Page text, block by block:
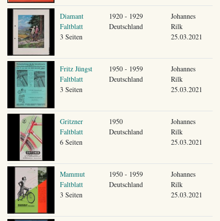
Diamant
Faltblatt
3 Seiten
1920 - 1929
Deutschland
Johannes
Rilk
25.03.2021
Fritz Jüngst
Faltblatt
3 Seiten
1950 - 1959
Deutschland
Johannes
Rilk
25.03.2021
Gritzner
Faltblatt
6 Seiten
1950
Deutschland
Johannes
Rilk
25.03.2021
Mammut
Faltblatt
3 Seiten
1950 - 1959
Deutschland
Johannes
Rilk
25.03.2021